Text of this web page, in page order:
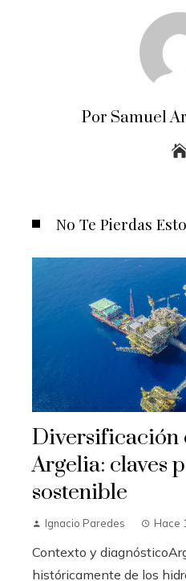
Por Samuel
No Te Pierdas
Diversificación
Argelia: claves
sostenible
Ignacio Paredes Hace
Contexto y
históricamente de los